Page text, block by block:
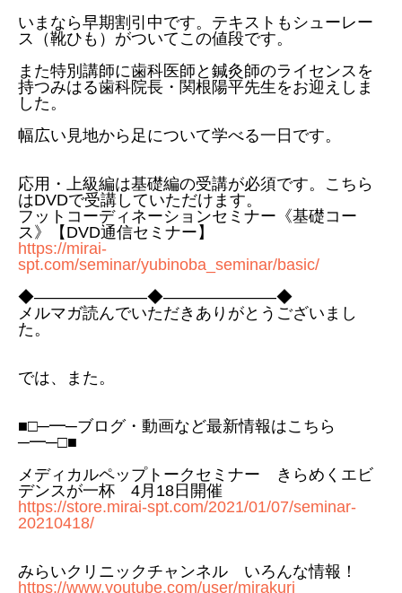
いまなら早期割引中です。テキストもシューレー
ス（靴ひも）がついてこの値段です。
また特別講師に歯科医師と鍼灸師のライセンスを
持つみはる歯科院長・関根陽平先生をお迎えしま
した。
幅広い見地から足について学べる一日です。
応用・上級編は基礎編の受講が必須です。こちら
はDVDで受講していただけます。
フットコーディネーションセミナー《基礎コー
ス》【DVD通信セミナー】
https://mirai-
spt.com/seminar/yubinoba_seminar/basic/
◆―――――――◆―――――――◆
メルマガ読んでいただきありがとうございまし
た。
では、また。
■□─━─ブログ・動画など最新情報はこちら
─━─□■
メディカルペップトークセミナー きらめくエビ
デンスが一杯 4月18日開催
https://store.mirai-spt.com/2021/01/07/seminar-
20210418/
みらいクリニックチャンネル いろんな情報！
https://www.youtube.com/user/mirakuri